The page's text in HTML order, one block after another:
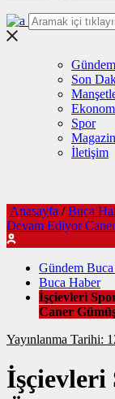
Gündem
Son
Spor
Magazin
İletişim
Anasayfa / Buca
Devam Ediyor
Gündem
Buca Haber
İşçievleri
Caner
İşçievleri